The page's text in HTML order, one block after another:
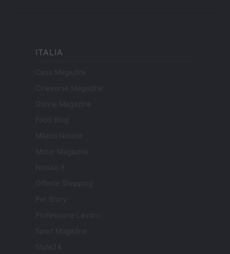
ITALIA
Casa Magazine
Cineverse Magazine
Donne Magazine
Food Blog
Milano Notizie
Motor Magazine
Notizie.it
Offerte Shopping
Pet Story
Professione Lavoro
Sport Magazine
Style24